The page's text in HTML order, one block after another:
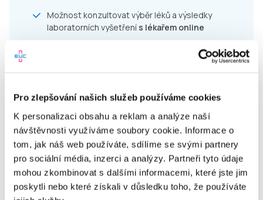
Pro zlepšování našich služeb používáme cookies
K personalizaci obsahu a reklam a analýze naší
návštěvnosti využíváme soubory cookie. Informace o
tom, jak náš web používáte, sdílíme se svými partnery
pro sociální média, inzerci a analýzy. Partneři tyto údaje
mohou zkombinovat s dalšími informacemi, které jste jim
poskytli nebo které získali v důsledku toho, že používáte
Možnost konzultovat výběr léků a výsledky
laboratorních vyšetření s lékařem online
Pravidelná edukace v péči o zdraví a prevenci
Akce a slevy do lékáren
a laboratoří EUC
Komfort a úspora času díky online službám
Pro zaměstnavatele